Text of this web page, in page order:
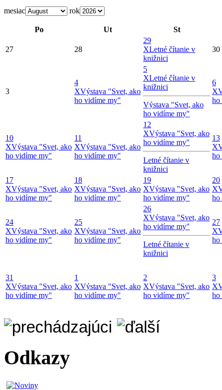
mesiac rok
Po Ut St
27 28
29
XLetné čítanie v
knižnici
30
3
4
XVýstava "Svet, ako
ho vidíme my"
5
XLetné čítanie v
knižnici
Výstava "Svet, ako
ho vidíme my"
6
X
ho
10
XVýstava "Svet, ako
ho vidíme my"
11
XVýstava "Svet, ako
ho vidíme my"
12
XVýstava "Svet, ako
ho vidíme my"
Letné čítanie v
knižnici
13
X
ho
17
XVýstava "Svet, ako
ho vidíme my"
18
XVýstava "Svet, ako
ho vidíme my"
19
XVýstava "Svet, ako
ho vidíme my"
20
X
ho
24
XVýstava "Svet, ako
ho vidíme my"
25
XVýstava "Svet, ako
ho vidíme my"
26
XVýstava "Svet, ako
ho vidíme my"
Letné čítanie v
knižnici
27
X
ho
31
XVýstava "Svet, ako
ho vidíme my"
1
XVýstava "Svet, ako
ho vidíme my"
2
XVýstava "Svet, ako
ho vidíme my"
3
X
ho
Odkazy